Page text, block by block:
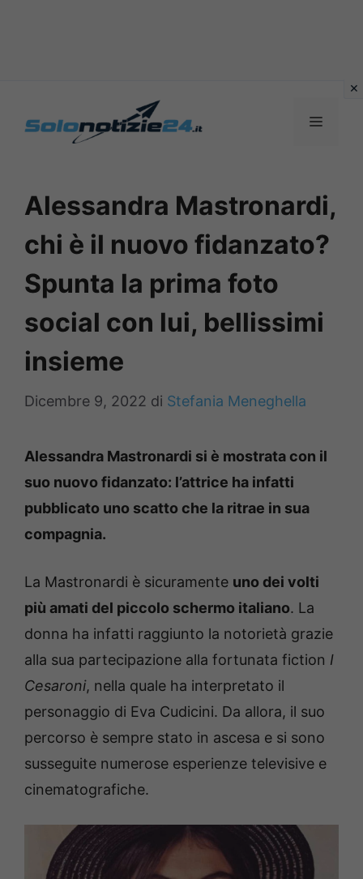
MENU
Alessandra Mastronardi,
chi è il nuovo fidanzato?
Spunta la prima foto
social con lui, bellissimi
insieme
Dicembre 9, 2022 di Stefania Meneghella
Alessandra Mastronardi si è mostrata con il
suo nuovo fidanzato: l’attrice ha infatti
pubblicato uno scatto che la ritrae in sua
compagnia.
La Mastronardi è sicuramente uno dei volti
più amati del piccolo schermo italiano. La
donna ha infatti raggiunto la notorietà grazie
alla sua partecipazione alla fortunata fiction I
Cesaroni, nella quale ha interpretato il
personaggio di Eva Cudicini. Da allora, il suo
percorso è sempre stato in ascesa e si sono
susseguite numerose esperienze televisive e
cinematografiche.